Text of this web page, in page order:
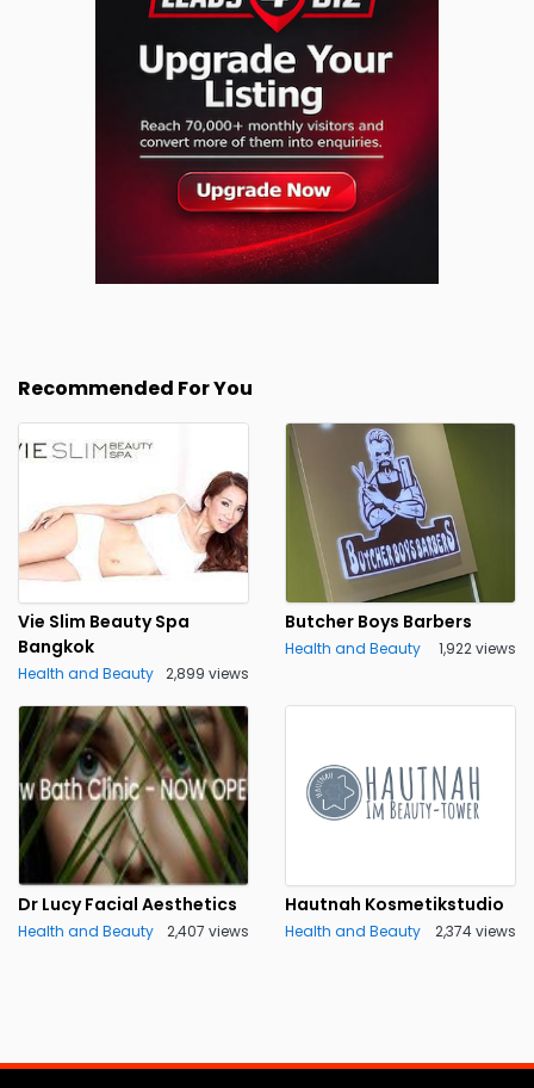
Recommended For You
Vie Slim Beauty Spa
Bangkok
Health and Beauty 2,899 views
Butcher Boys Barbers
Health and Beauty 1,922 views
Dr Lucy Facial Aesthetics
Health and Beauty 2,407 views
Hautnah Kosmetikstudio
Health and Beauty 2,374 views